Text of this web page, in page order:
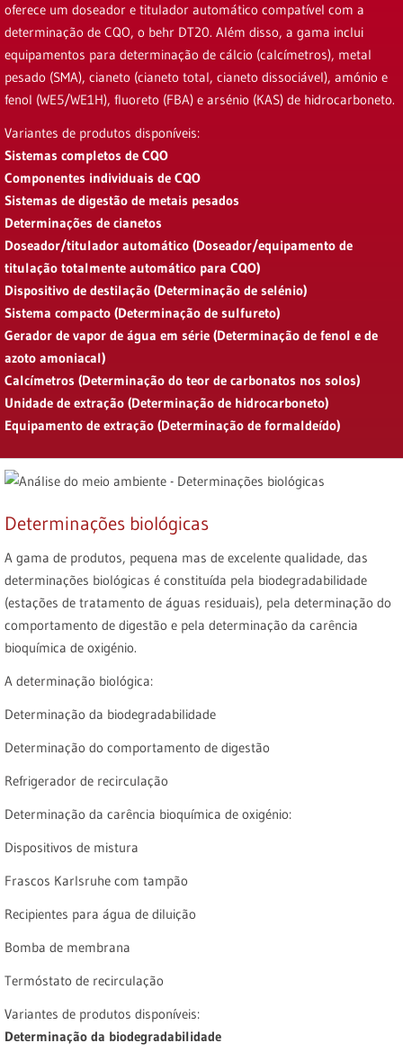
oferece um doseador e titulador automático compatível com a
determinação de CQO, o behr DT20. Além disso, a gama inclui
equipamentos para determinação de cálcio (calcímetros), metal
pesado (SMA), cianeto (cianeto total, cianeto dissociável), amónio e
fenol (WE5/WE1H), fluoreto (FBA) e arsénio (KAS) de hidrocarboneto.
Variantes de produtos disponíveis:
Sistemas completos de CQO
Componentes individuais de CQO
Sistemas de digestão de metais pesados
Determinações de cianetos
Doseador/titulador automático (Doseador/equipamento de
titulação totalmente automático para CQO)
Dispositivo de destilação (Determinação de selénio)
Sistema compacto (Determinação de sulfureto)
Gerador de vapor de água em série (Determinação de fenol e de
azoto amoniacal)
Calcímetros (Determinação do teor de carbonatos nos solos)
Unidade de extração (Determinação de hidrocarboneto)
Equipamento de extração (Determinação de formaldeído)
Determinações biológicas
A gama de produtos, pequena mas de excelente qualidade, das
determinações biológicas é constituída pela biodegradabilidade
(estações de tratamento de águas residuais), pela determinação do
comportamento de digestão e pela determinação da carência
bioquímica de oxigénio.
A determinação biológica:
Determinação da biodegradabilidade
Determinação do comportamento de digestão
Refrigerador de recirculação
Determinação da carência bioquímica de oxigénio:
Dispositivos de mistura
Frascos Karlsruhe com tampão
Recipientes para água de diluição
Bomba de membrana
Termóstato de recirculação
Variantes de produtos disponíveis:
Determinação da biodegradabilidade